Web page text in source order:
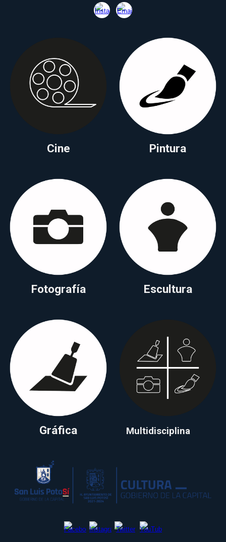
Cine Pintura
Fotografía Escultura
Gráfica Multidisciplina